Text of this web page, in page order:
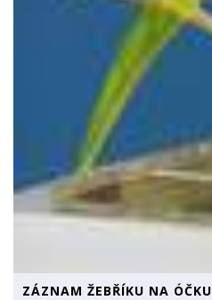
ZÁZNAM ŽEBŘÍKU NA ÓČKU